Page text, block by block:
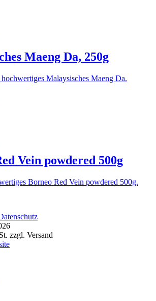
Maeng Da, 250g
Malaysisches Maeng Da.
Vein powdered 500g
Borneo Red Vein powdered 500g.
zzgl. Versand